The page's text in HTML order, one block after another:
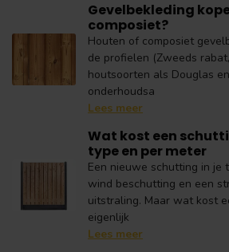
Gevelbekleding
composiet?
Houten of composiet
de profielen (Zweeds
houtsoorten als Douglas
onderhoudsa
Lees meer
Wat kost een
type en per meter
Een nieuwe schutting in je
wind beschutting en een
uitstraling. Maar wat kost
eigenlijk
Lees meer